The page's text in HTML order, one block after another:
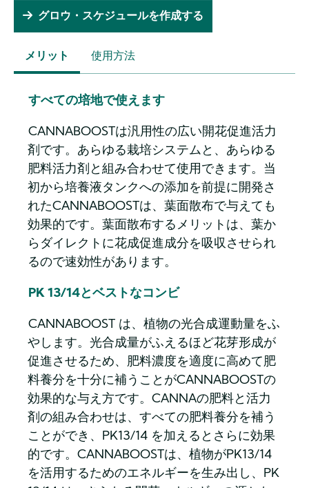
メリット
(ACTIVE
使用方法
グロウ・スケジュールを作成する
すべての培地で使えます
CANNABOOSTは汎用性の広い開花促進活力
剤です。あらゆる栽培システムと、あらゆる
肥料活力剤と組み合わせて使用できます。当
初から培養液タンクへの添加を前提に開発さ
れたCANNABOOSTは、葉面散布で与えても
効果的です。葉面散布するメリットは、葉か
らダイレクトに花成促進成分を吸収させられ
るので速効性があります。
PK 13/14とベストなコンビ
CANNABOOST は、植物の光合成運動量をふ
やします。光合成量がふえるほど花芽形成が
促進させるため、肥料濃度を適度に高めて肥
料養分を十分に補うことがCANNABOOSTの
効果的な与え方です。CANNAの肥料と活力
剤の組み合わせは、すべての肥料養分を補う
ことができ、PK13/14 を加えるとさらに効果
的です。CANNABOOSTは、植物がPK13/14
を活用するためのエネルギーを生み出し、PK